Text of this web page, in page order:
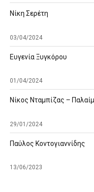
Νίκη Σερέτη
03/04/2024
Ευγενία Ξυγκόρου
01/04/2024
Νίκος Νταμπίζας –
29/01/2024
Παύλος Κοντογιαννίδης
13/06/2023